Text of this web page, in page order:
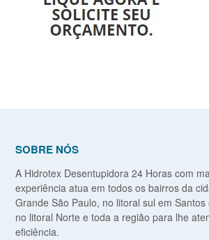
SOBRE NÓS
A Hidrotex Desentupidora 24 Horas com
experiência atua em todos os bairros da
Grande São Paulo, no litoral sul em
no litoral Norte e toda a região para lhe
eficiência.